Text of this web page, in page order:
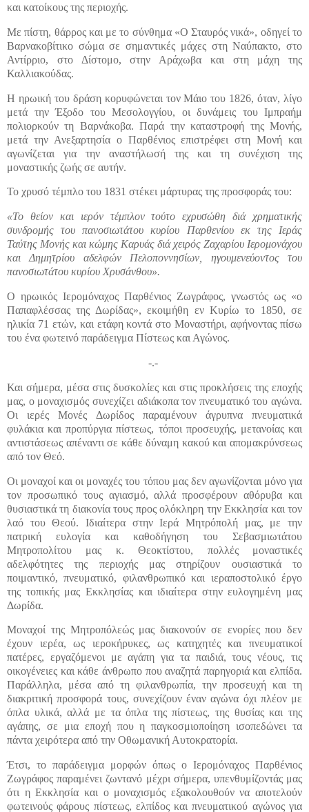
και κατοίκους της περιοχής.
Με πίστη, θάρρος και με το σύνθημα «Ο Σταυρός νικά», οδηγεί το
Βαρνακοβίτικο σώμα σε σημαντικές μάχες στη Ναύπακτο, στο
Αντίρριο, στο Δίστομο, στην Αράχωβα και στη μάχη της
Καλλιακούδας.
Η ηρωική του δράση κορυφώνεται τον Μάιο του 1826, όταν, λίγο
μετά την Έξοδο του Μεσολογγίου, οι δυνάμεις του Ιμπραήμ
πολιορκούν τη Βαρνάκοβα. Παρά την καταστροφή της Μονής,
μετά την Ανεξαρτησία ο Παρθένιος επιστρέφει στη Μονή και
αγωνίζεται για την αναστήλωσή της και τη συνέχιση της
μοναστικής ζωής σε αυτήν.
Το χρυσό τέμπλο του 1831 στέκει μάρτυρας της προσφοράς του:
«Το θείον και ιερόν τέμπλον τούτο εχρυσώθη διά χρηματικής
συνδρομής του πανοσιωτάτου κυρίου Παρθενίου εκ της Ιεράς
Ταύτης Μονής και κώμης Καρυάς διά χειρός Ζαχαρίου Ιερομονάχου
και Δημητρίου αδελφών Πελοποννησίων, ηγουμενεύοντος του
πανοσιωτάτου κυρίου Χρυσάνθου».
Ο ηρωικός Ιερομόναχος Παρθένιος Ζωγράφος, γνωστός ως «ο
Παπαφλέσσας της Δωρίδας», εκοιμήθη εν Κυρίω το 1850, σε
ηλικία 71 ετών, και ετάφη κοντά στο Μοναστήρι, αφήνοντας πίσω
του ένα φωτεινό παράδειγμα Πίστεως και Αγώνος.
-.-
Και σήμερα, μέσα στις δυσκολίες και στις προκλήσεις της εποχής
μας, ο μοναχισμός συνεχίζει αδιάκοπα τον πνευματικό του αγώνα.
Οι ιερές Μονές Δωρίδος παραμένουν άγρυπνα πνευματικά
φυλάκια και προπύργια πίστεως, τόποι προσευχής, μετανοίας και
αντιστάσεως απέναντι σε κάθε δύναμη κακού και απομακρύνσεως
από τον Θεό.
Οι μοναχοί και οι μοναχές του τόπου μας δεν αγωνίζονται μόνο για
τον προσωπικό τους αγιασμό, αλλά προσφέρουν αθόρυβα και
θυσιαστικά τη διακονία τους προς ολόκληρη την Εκκλησία και τον
λαό του Θεού. Ιδιαίτερα στην Ιερά Μητρόπολή μας, με την
πατρική ευλογία και καθοδήγηση του Σεβασμιωτάτου
Μητροπολίτου μας κ. Θεοκτίστου, πολλές μοναστικές
αδελφότητες της περιοχής μας στηρίζουν ουσιαστικά το
ποιμαντικό, πνευματικό, φιλανθρωπικό και ιεραποστολικό έργο
της τοπικής μας Εκκλησίας και ιδιαίτερα στην ευλογημένη μας
Δωρίδα.
Μοναχοί της Μητροπόλεώς μας διακονούν σε ενορίες που δεν
έχουν ιερέα, ως ιεροκήρυκες, ως κατηχητές και πνευματικοί
πατέρες, εργαζόμενοι με αγάπη για τα παιδιά, τους νέους, τις
οικογένειες και κάθε άνθρωπο που αναζητά παρηγοριά και ελπίδα.
Παράλληλα, μέσα από τη φιλανθρωπία, την προσευχή και τη
διακριτική προσφορά τους, συνεχίζουν έναν αγώνα όχι πλέον με
όπλα υλικά, αλλά με τα όπλα της πίστεως, της θυσίας και της
αγάπης, σε μια εποχή που η παγκοσμιοποίηση ισοπεδώνει τα
πάντα χειρότερα από την Οθωμανική Αυτοκρατορία.
Έτσι, το παράδειγμα μορφών όπως ο Ιερομόναχος Παρθένιος
Ζωγράφος παραμένει ζωντανό μέχρι σήμερα, υπενθυμίζοντάς μας
ότι η Εκκλησία και ο μοναχισμός εξακολουθούν να αποτελούν
φωτεινούς φάρους πίστεως, ελπίδος και πνευματικού αγώνος για